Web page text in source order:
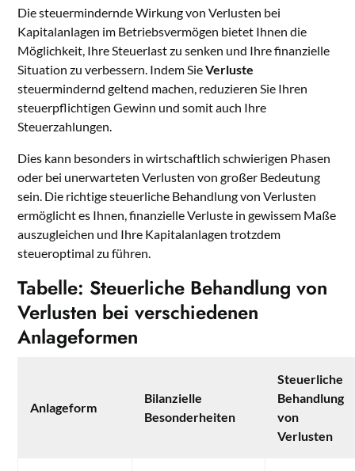
Die steuermindernde Wirkung von Verlusten bei
Kapitalanlagen im Betriebsvermögen bietet Ihnen die
Möglichkeit, Ihre Steuerlast zu senken und Ihre finanzielle
Situation zu verbessern. Indem SieVerluste
steuermindernd geltend machen, reduzieren Sie Ihren
steuerpflichtigen Gewinn und somit auch Ihre
Steuerzahlungen.
Dies kann besonders in wirtschaftlich schwierigen Phasen
oder bei unerwarteten Verlusten von großer Bedeutung
sein. Die richtige steuerliche Behandlung von Verlusten
ermöglicht es Ihnen, finanzielle Verluste in gewissem Maße
auszugleichen und Ihre Kapitalanlagen trotzdem
steueroptimal zu führen.
Tabelle: Steuerliche Behandlung von
Verlusten bei verschiedenen
Anlageformen
Anlageform
Bilanzielle
Besonderheiten
Steuerliche
Behandlung
von
Verlusten